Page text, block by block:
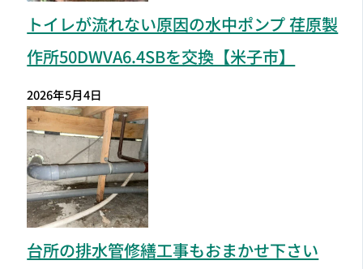
トイレが流れない原因の水中ポンプ 荏原製
作所50DWVA6.4SBを交換【米子市】
2026年5月4日
台所の排水管修繕工事もおまかせ下さい